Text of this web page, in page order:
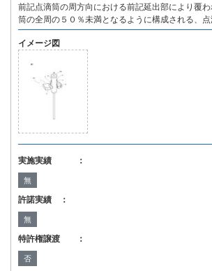
前記点滴筒の周方向における前記延出部により覆
筒の全周の５０％未満となるように構成される、点
イメージ図
実施実績 ：
無
許諾実績 ：
無
特許権譲渡 ：
否